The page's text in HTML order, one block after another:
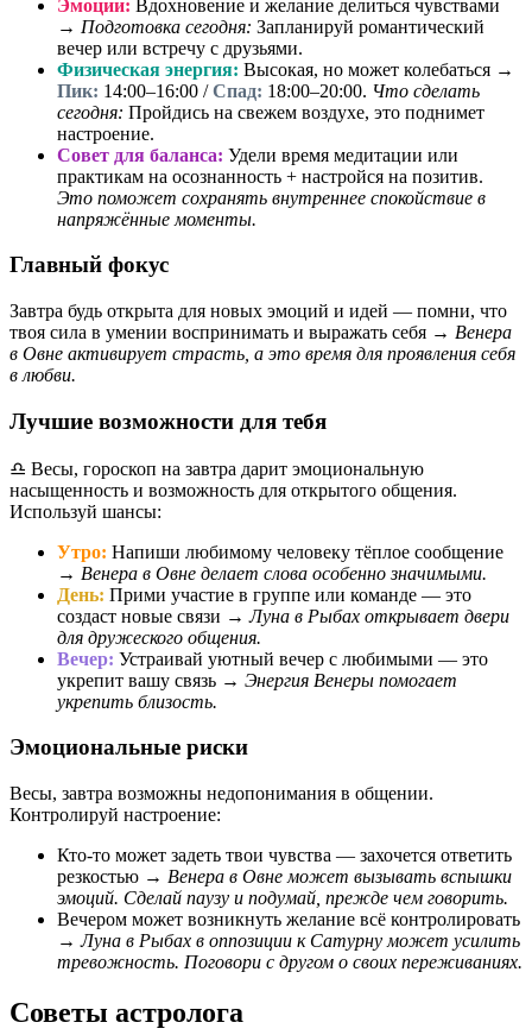
Эмоции: Вдохновение и желание делиться чувствами
→ Подготовка сегодня: Запланируй романтический
вечер или встречу с друзьями.
Физическая энергия: Высокая, но может колебаться →
Пик: 14:00–16:00 /Спад: 18:00–20:00. Что сделать
сегодня: Пройдись на свежем воздухе, это поднимет
настроение.
Совет для баланса: Удели время медитации или
практикам на осознанность + настройся на позитив.
Это поможет сохранять внутреннее спокойствие в
напряжённые моменты.
Главный фокус
Завтра будь открыта для новых эмоций и идей — помни, что
твоя сила в умении воспринимать и выражать себя → Венера
в Овне активирует страсть, а это время для проявления себя
в любви.
Лучшие возможности для тебя
♎ Весы, гороскоп на завтра дарит эмоциональную
насыщенность и возможность для открытого общения.
Используй шансы:
Утро: Напиши любимому человеку тёплое сообщение
→ Венера в Овне делает слова особенно значимыми.
День: Прими участие в группе или команде — это
создаст новые связи →Луна в Рыбах открывает двери
для дружеского общения.
Вечер: Устраивай уютный вечер с любимыми — это
укрепит вашу связь → Энергия Венеры помогает
укрепить близость.
Эмоциональные риски
Весы, завтра возможны недопонимания в общении.
Контролируй настроение:
Кто-то может задеть твои чувства — захочется ответить
резкостью → Венера в Овне может вызывать вспышки
эмоций. Сделай паузу и подумай, прежде чем говорить.
Вечером может возникнуть желание всё контролировать
→Луна в Рыбах в оппозиции к Сатурну может усилить
тревожность. Поговори с другом о своих переживаниях.
Советы астролога